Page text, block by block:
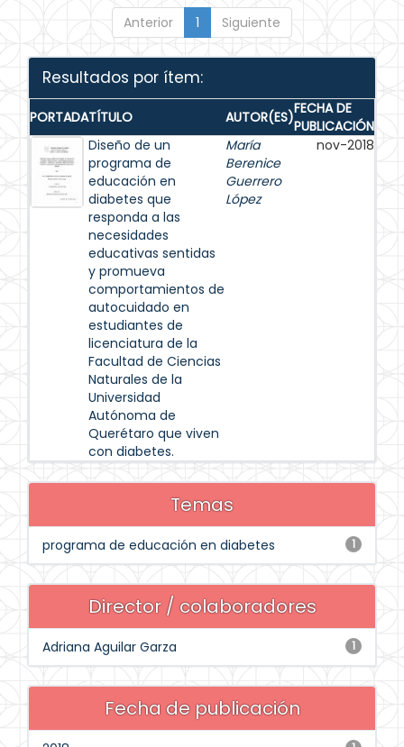
Anterior 1 Siguiente
Resultados por ítem:
PORTADATÍTULO AUTOR(ES)FECHA DE
PUBLICACIÓN
Diseño de un
programa de
educación en
diabetes que
responda a las
necesidades
educativas sentidas
y promueva
comportamientos de
autocuidado en
estudiantes de
licenciatura de la
Facultad de Ciencias
Naturales de la
Universidad
Autónoma de
Querétaro que viven
con diabetes.
María
Berenice
Guerrero
López
nov-2018
Temas
1
programa de educación en diabetes
Director / colaboradores
1
Adriana Aguilar Garza
Fecha de publicación